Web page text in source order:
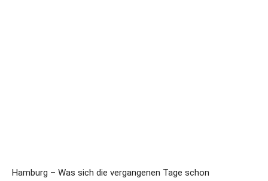
Hamburg – Was sich die vergangenen Tage schon